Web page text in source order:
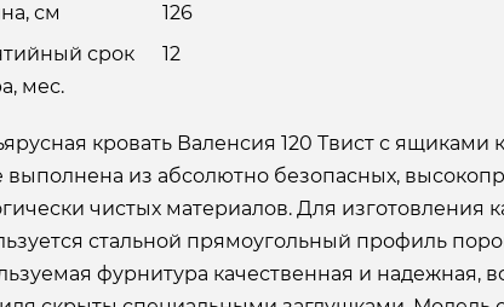
см
126
срок
мес.
12
кровать Валенсия 120 Твист с ящиками
выполнена из абсолютно безопасных,
чистых материалов. Для изготовления
стальной прямоугольный профиль
фурнитура качественная и надежная,